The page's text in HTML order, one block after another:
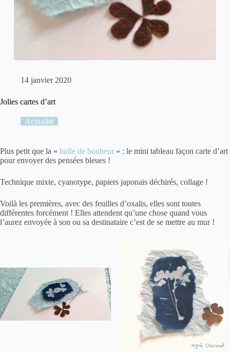
14 janvier 2020
Jolies cartes d’art
Actualité
Plus petit que la « bulle de bonheur » : le mini tableau façon carte d’art
pour envoyer des pensées bleues !
Technique mixte, cyanotype, papiers japonais déchirés, collage !
Voilà les premières, avec des feuilles d’oxalis, elles sont toutes
différentes forcément ! Elles attendent qu’une chose quand vous
l’aurez envoyée à son ou sa destinataire c’est de se mettre au mur !